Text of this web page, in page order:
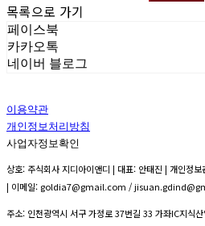
목록으로 가기
페이스북
카카오톡
네이버 블로그
이용약관
개인정보처리방침
사업자정보확인
상호: 주식회사 지디아이앤디 | 대표: 안태진 | 개인정
| 이메일: goldia7@gmail.com /
주소: 인천광역시 서구 가정로 37번길 33 가좌IC지식